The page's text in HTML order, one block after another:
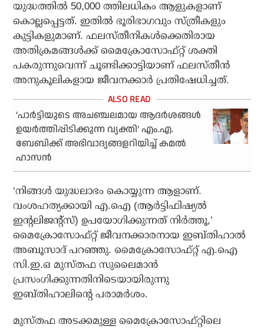
യുദ്ധത്തില്‍ 50,000 ത്തിലധികം ആളുകളാണ്
കൊല്ലപ്പെട്ടത്. ഇതില്‍ ഭൂരിഭാഗവും സ്ത്രീകളും
കുട്ടികളുമാണ്. ഫലസ്തീനികള്‍ക്കെതിരായ
അതിക്രമങ്ങള്‍ക്ക് മൈക്രോസോഫ്റ്റ് ശക്തി
പകരുന്നുവെന്ന് ചൂണ്ടിക്കാട്ടിയാണ് ഫലസ്തീന്‍
അനുകൂലികളായ ജീവനക്കാര്‍ പ്രതിഷേധിച്ചത്.
‘പാര്‍ട്ടിയുടെ അചഞ്ചലമായ ആദര്‍ശങ്ങള്‍
ഉയര്‍ത്തിപ്പിടിക്കുന്ന വ്യക്തി’ എം.എ.
ബേബിക്ക് അഭിവാദ്യങ്ങളറിയിച്ച് കമല്‍
ഹാസന്‍
‘നിങ്ങള്‍ യുദ്ധലാഭം കൊയ്യുന്ന ആളാണ്.
വംശഹത്യക്കായി എ.ഐ (ആര്‍ട്ടിഫിഷ്യല്‍
ഇന്റലിജന്റ്സ്) ഉപയോഗിക്കുന്നത് നിര്‍ത്തൂ,’
മൈക്രോസോഫ്റ്റ് ജീവനക്കാരനായ ഇബ്തിഹാല്‍
അബൂസാദ് പറഞ്ഞു. മൈക്രോസോഫ്റ്റ് എ.ഐ
സി.ഇ.ഒ മുസ്തഫ സുലൈമാന്‍
പ്രസംഗിക്കുന്നതിനിടെയായിരുന്നു
ഇബ്തിഹാലിന്റെ പരാമര്‍ശം.
മുസ്തഫ അടക്കമുള്ള മൈക്രോസോഫ്റ്റിലെ